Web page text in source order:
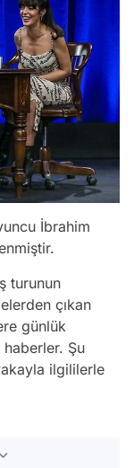
İbrahim
turunun
çıkan
günlük
haberler. Şu
ilgililerle